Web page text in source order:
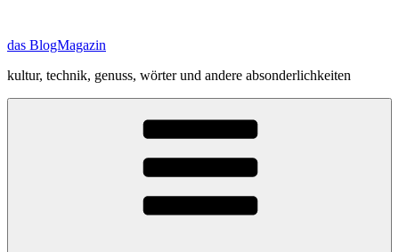
springen
das BlogMagazin
kultur, technik, genuss, wörter und andere absonderlichkeiten